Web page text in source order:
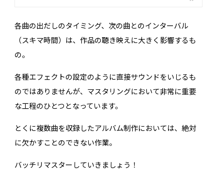
各曲の出だしのタイミング、次の曲とのインターバル
（スキマ時間）は、作品の聴き映えに大きく影響するも
の。
各種エフェクトの設定のように直接サウンドをいじるも
のではありませんが、マスタリングにおいて非常に重要
な工程のひとつとなっています。
とくに複数曲を収録したアルバム制作においては、絶対
に欠かすことのできない作業。
バッチリマスターしていきましょう！